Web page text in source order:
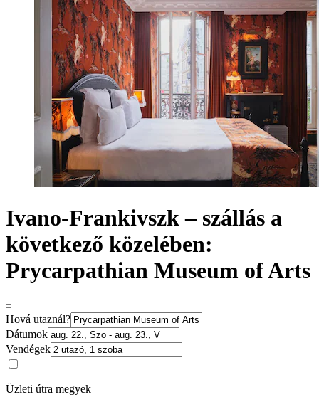
Ivano-Frankivszk – szállás a
következő közelében:
Prycarpathian Museum of Arts
Hová utaznál?
Dátumok
Vendégek
Üzleti útra megyek